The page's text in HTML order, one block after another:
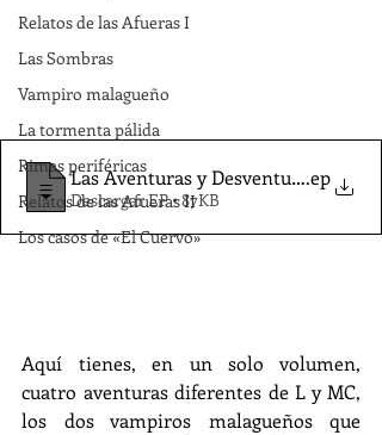
Relatos de las Afueras I
Las Sombras
Vampiro malagueño
La tormenta pálida
Rimas periféricas
Relatos de las Afueras II
Los casos de «El Cuervo»
Las Aventuras y Desventuras de un
.ep
Descargar EP • 87KB
Aquí tienes, en un solo volumen,
cuatro aventuras diferentes de L y MC,
los dos vampiros malagueños que